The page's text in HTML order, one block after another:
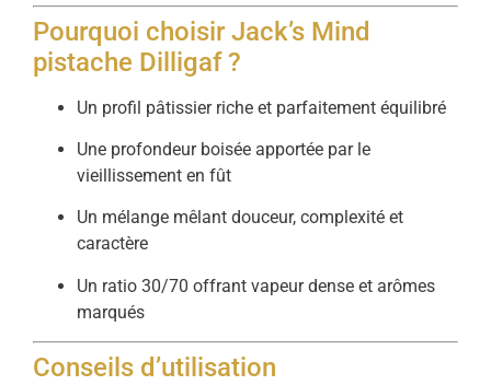
Pourquoi choisir Jack’s Mind
pistache Dilligaf ?
Un profil pâtissier riche et parfaitement équilibré
Une profondeur boisée apportée par le
vieillissement en fût
Un mélange mêlant douceur, complexité et
caractère
Un ratio 30/70 offrant vapeur dense et arômes
marqués
Conseils d’utilisation